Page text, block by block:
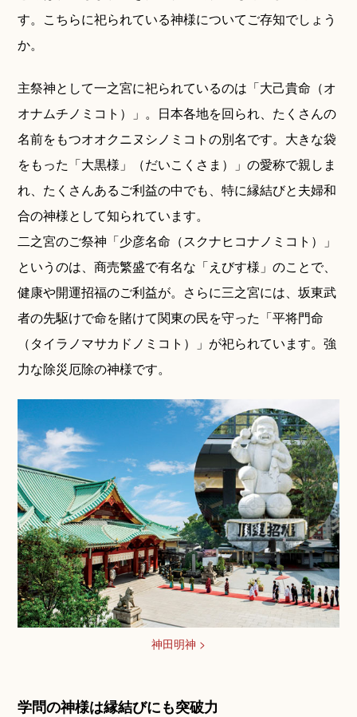
す。こちらに祀られている神様についてご存知でしょう
か。
主祭神として一之宮に祀られているのは「大己貴命（オ
オナムチノミコト）」。日本各地を回られ、たくさんの
名前をもつオオクニヌシノミコトの別名です。大きな袋
をもった「大黒様」（だいこくさま）」の愛称で親しま
れ、たくさんあるご利益の中でも、特に縁結びと夫婦和
合の神様として知られています。
二之宮のご祭神「少彦名命（スクナヒコナノミコト）」
というのは、商売繁盛で有名な「えびす様」のことで、
健康や開運招福のご利益が。さらに三之宮には、坂東武
者の先駆けで命を賭けて関東の民を守った「平将門命
（タイラノマサカドノミコト）」が祀られています。強
力な除災厄除の神様です。
神田明神 >
学問の神様は縁結びにも突破力